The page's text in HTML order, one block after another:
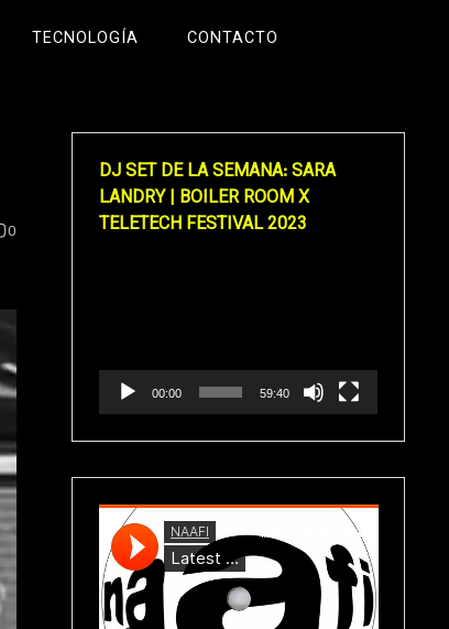
TECNOLOGÍA CONTACTO
0
DJ SET DE LA SEMANA: SARA
LANDRY | BOILER ROOM X
TELETECH FESTIVAL 2023
00:00 59:40